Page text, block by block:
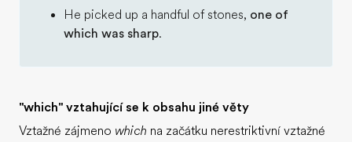
He picked up a handful of stones, one of
which was sharp.
"which" vztahující se k obsahu jiné věty
Vztažné zájmeno which na začátku nerestriktivní vztažné